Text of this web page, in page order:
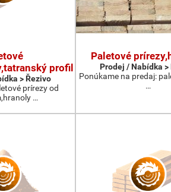
profil
> Řezivo
prírezy od
…
Paletové
Prodej / Nabídka >
Ponúkame na predaj:
…